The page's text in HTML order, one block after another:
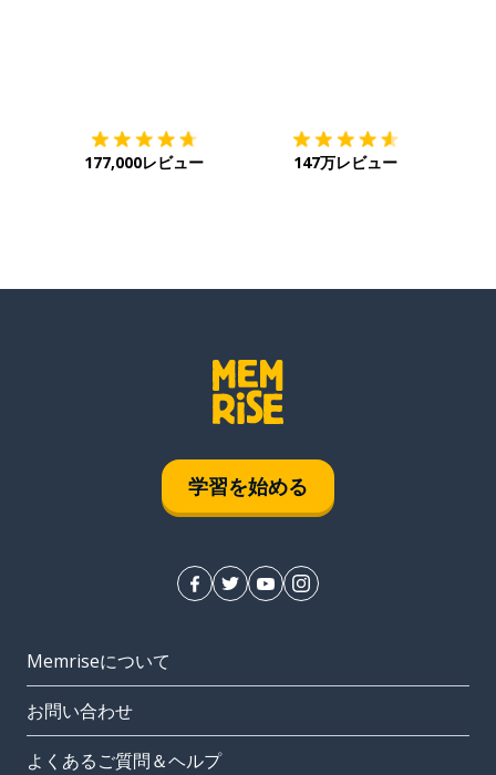
177,000レビュー 147万レビュー
学習を始める
Memriseについて
お問い合わせ
よくあるご質問＆ヘルプ